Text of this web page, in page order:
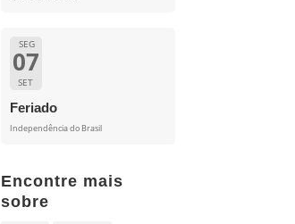
SEG
07
SET
Feriado
Independência do Brasil
Encontre mais
sobre